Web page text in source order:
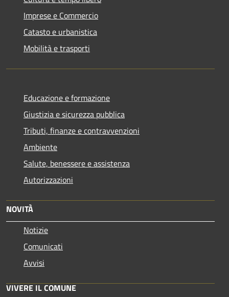
Imprese e Commercio
Catasto e urbanistica
Mobilità e trasporti
Educazione e formazione
Giustizia e sicurezza pubblica
Tributi, finanze e contravvenzioni
Ambiente
Salute, benessere e assistenza
Autorizzazioni
NOVITÀ
Notizie
Comunicati
Avvisi
VIVERE IL COMUNE